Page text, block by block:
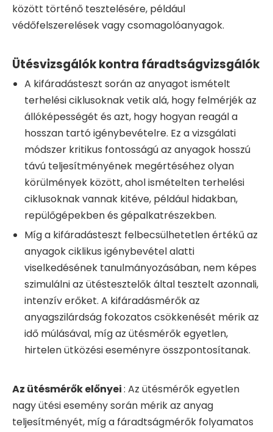
között történő tesztelésére, például
védőfelszerelések vagy csomagolóanyagok.
Ütésvizsgálók kontra fáradtságvizsgálók
A kifáradásteszt során az anyagot ismételt
terhelési ciklusoknak vetik alá, hogy felmérjék az
állóképességét és azt, hogy hogyan reagál a
hosszan tartó igénybevételre. Ez a vizsgálati
módszer kritikus fontosságú az anyagok hosszú
távú teljesítményének megértéséhez olyan
körülmények között, ahol ismételten terhelési
ciklusoknak vannak kitéve, például hidakban,
repülőgépekben és gépalkatrészekben.
Míg a kifáradásteszt felbecsülhetetlen értékű az
anyagok ciklikus igénybevétel alatti
viselkedésének tanulmányozásában, nem képes
szimulálni az ütéstesztelők által tesztelt azonnali,
intenzív erőket. A kifáradásmérők az
anyagszilárdság fokozatos csökkenését mérik az
idő múlásával, míg az ütésmérők egyetlen,
hirtelen ütközési eseményre összpontosítanak.
Az ütésmérők előnyei: Az ütésmérők egyetlen
nagy ütési esemény során mérik az anyag
teljesítményét, míg a fáradtságmérők folyamatos